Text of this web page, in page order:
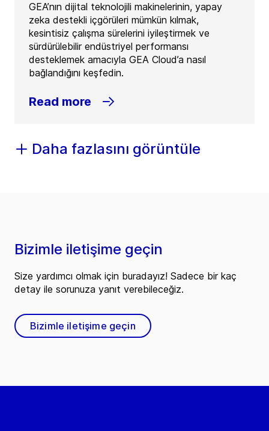
GEA’nın dijital teknolojili makinelerinin, yapay
zeka destekli içgörüleri mümkün kılmak,
kesintisiz çalışma sürelerini iyileştirmek ve
sürdürülebilir endüstriyel performansı
desteklemek amacıyla GEA Cloud’a nasıl
bağlandığını keşfedin.
Read more
Daha fazlasını görüntüle
Bizimle iletişime geçin
Size yardımcı olmak için buradayız! Sadece bir kaç
detay ile sorunuza yanıt verebileceğiz.
Bizimle iletişime geçin